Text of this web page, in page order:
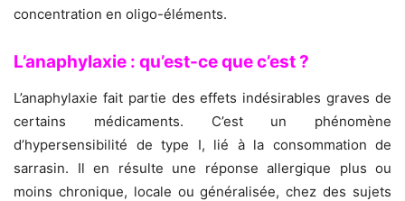
concentration en oligo-éléments.
L’anaphylaxie : qu’est-ce que c’est ?
L’anaphylaxie fait partie des effets indésirables graves de
certains médicaments. C’est un phénomène
d’hypersensibilité de type I, lié à la consommation de
sarrasin. Il en résulte une réponse allergique plus ou
moins chronique, locale ou généralisée, chez des sujets